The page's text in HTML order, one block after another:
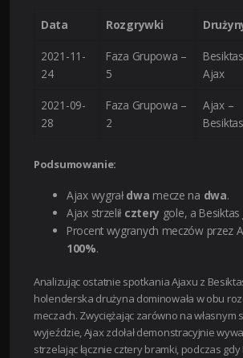
Data Rozgrywki
2021-11-
24
Faza Grupowa –
5
Ajax
2021-09-
28
Faza Grupowa –
2
Ajax –
Besiktas
Podsumowanie:
Ajax wygrałdwa mecze na dwa.
Ajax strzelił cztery gole, a Besiktas
Procent wygranych meczów przez
100%.
Analizując ostatnie spotkania Ajaxu z
holenderska drużyna dominowała w obu
meczach. Zwyciężając zarówno na własnym
wyjeździe, Ajax zdołał demonstracyjnie
strzelając łącznie cztery bramki, podczas